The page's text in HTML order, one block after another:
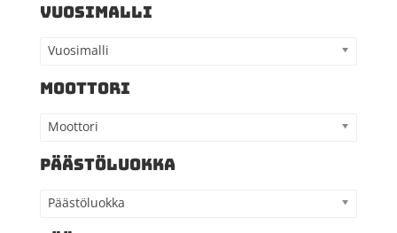
VUOSIMALLI
Vuosimalli
MOOTTORI
Moottori
PÄÄSTÖLUOKKA
Päästöluokka